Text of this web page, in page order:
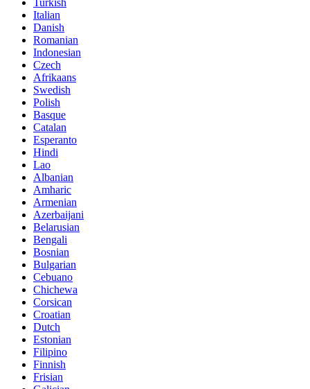
Turkish
Italian
Danish
Romanian
Indonesian
Czech
Afrikaans
Swedish
Polish
Basque
Catalan
Esperanto
Hindi
Lao
Albanian
Amharic
Armenian
Azerbaijani
Belarusian
Bengali
Bosnian
Bulgarian
Cebuano
Chichewa
Corsican
Croatian
Dutch
Estonian
Filipino
Finnish
Frisian